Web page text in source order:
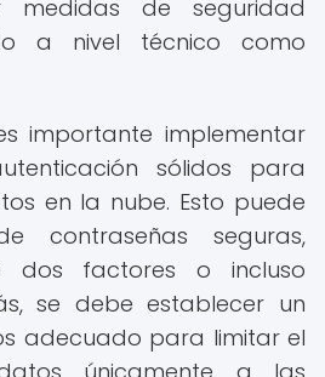
de seguridad
a nivel técnico como
importante implementar
sólidos para
en la nube. Esto puede
contraseñas seguras,
dos factores o incluso
se debe establecer un
adecuado para limitar el